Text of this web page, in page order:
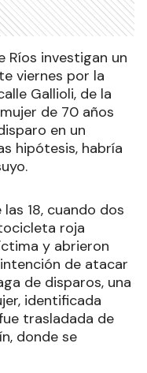
Ríos investigan un
viernes por la
Gallioli, de la
de 70 años
en un
hipótesis, habría
18, cuando dos
roja
y abrieron
de atacar
de disparos, una
identificada
trasladada de
donde se